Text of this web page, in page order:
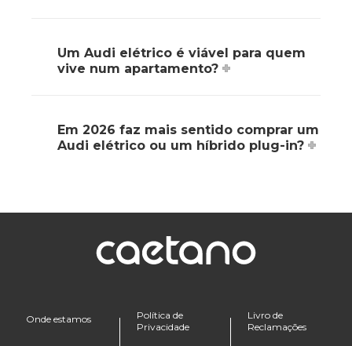
Um Audi elétrico é viável para quem
vive num apartamento?
Em 2026 faz mais sentido comprar um
Audi elétrico ou um híbrido plug-in?
Onde estamos
Política de
Privacidade
Livro de
Reclamações